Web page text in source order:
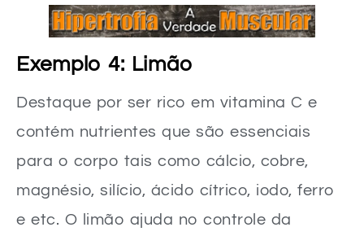
Exemplo 4: Limão
Destaque por ser rico em vitamina C e
contém nutrientes que são essenciais
para o corpo tais como cálcio, cobre,
magnésio, silício, ácido cítrico, iodo, ferro
e etc. O limão ajuda no controle da